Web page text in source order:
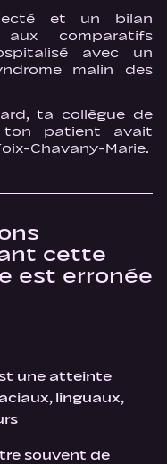
et un bilan
aux comparatifs
avec un
malin des
ta collègue de
ton patient avait
Chavany-Marie.
cette
est erronée
une atteinte
linguaux,
souvent de